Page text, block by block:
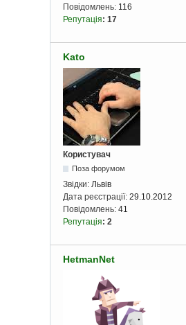
Повідомлень: 116
Репутація: 17
Kato
Користувач
Поза форумом
Звідки: Львів
Дата реєстрації: 29.10.2012
Повідомлень: 41
Репутація: 2
HetmanNet